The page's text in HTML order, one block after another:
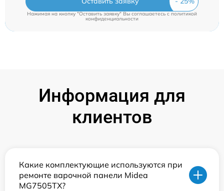
Нажимая на кнопку "Оставить заявку" Вы соглашаетесь cполитикой
конфиденциальности
Информация для
клиентов
Какие комплектующие используются при
ремонте варочной панели Midea
MG7505TX?